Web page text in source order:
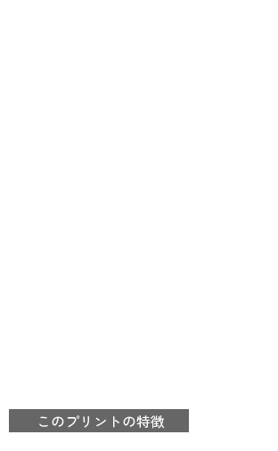
このプリントの特徴